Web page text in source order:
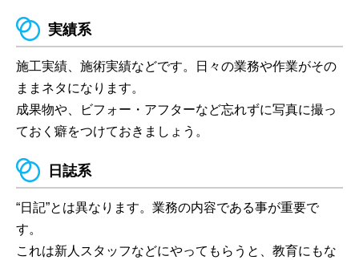
実績系
施工実績、施術実績などです。日々の業務や作業がその
ままネタになります。
成果物や、ビフォー・アフターなど忘れずに写真に撮っ
ておく癖をつけておきましょう。
日誌系
“日記”とは異なります。業務の内容である事が重要で
す。
これは新人スタッフなどにやってもらうと、教育にもな